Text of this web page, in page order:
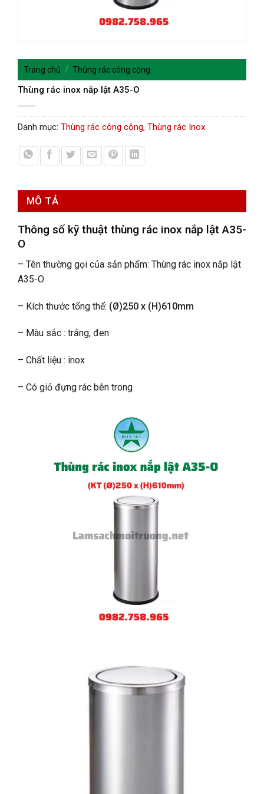
Trang chủ / Thùng rác công cộng
Thùng rác inox nắp lật A35-O
Danh mục: Thùng rác công cộng, Thùng rác Inox
MÔ TẢ
Thông số kỹ thuật thùng rác inox nắp lật A35-
O
– Tên thường gọi của sản phẩm: Thùng rác inox nắp lật
A35-O
– Kích thước tổng thể: (Ø)250 x (H)610mm
– Màu sắc : trắng, đen
– Chất liệu : inox
– Có giỏ đựng rác bên trong